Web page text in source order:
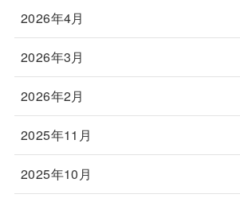
2026年4月
2026年3月
2026年2月
2025年11月
2025年10月